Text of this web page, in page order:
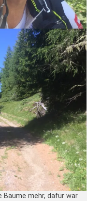
Bäume mehr, dafür war